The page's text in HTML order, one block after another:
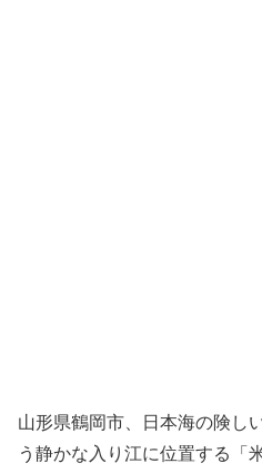
山形県鶴岡市、日本海の険し
う静かな入り江に位置する「